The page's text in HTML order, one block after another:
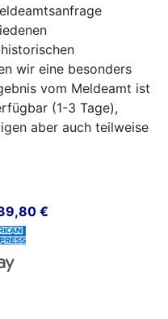
wir eine besonders
vom Meldeamt ist
(1-3 Tage),
aber auch teilweise
€